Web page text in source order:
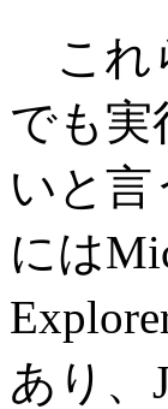
これ
でも実
いと
には
あり、